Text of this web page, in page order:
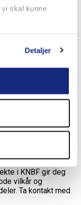
skal kunne
Detaljer
her.
i KNBF gir deg
vilkår og
Ta kontakt med